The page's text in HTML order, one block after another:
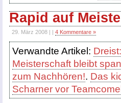
Rapid auf
29. März 2008 | | 4 Kommentare »
Verwandte Artikel:
Meisterschaft bleibt
zum Nachhören!. Das
Scharner vor